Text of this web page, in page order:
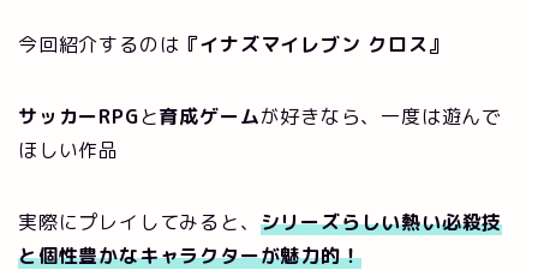
今回紹介するのは 『イナズマイレブン クロス』
サッカーRPGと育成ゲームが好きなら、一度は遊んで
ほしい作品
実際にプレイしてみると、 シリーズらしい熱い必殺技
と個性豊かなキャラクターが魅力的！